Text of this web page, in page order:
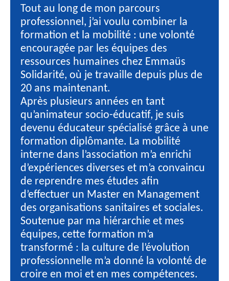
Tout au long de mon parcours
professionnel, j’ai voulu combiner la
formation et la mobilité : une volonté
encouragée par les équipes des
ressources humaines chez Emmaüs
Solidarité, où je travaille depuis plus de
20 ans maintenant.
Après plusieurs années en tant
qu’animateur socio-éducatif, je suis
devenu éducateur spécialisé grâce à une
formation diplômante. La mobilité
interne dans l’association m’a enrichi
d’expériences diverses et m’a convaincu
de reprendre mes études afin
d’effectuer un Master en Management
des organisations sanitaires et sociales.
Soutenue par ma hiérarchie et mes
équipes, cette formation m’a
transformé : la culture de l’évolution
professionnelle m’a donné la volonté de
croire en moi et en mes compétences.